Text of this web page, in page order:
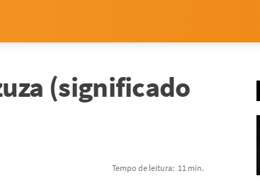
(significado
Tempo de leitura: 11 min.